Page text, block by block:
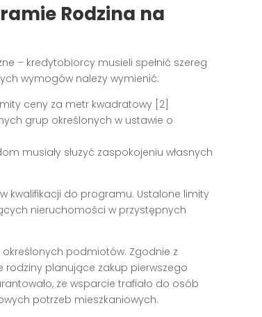
Rodzina na
– kredytobiorcy musieli spełnić szereg
wymogów należy wymienić:
ceny za metr kwadratowy [2]
grup określonych w ustawie o
musiały służyć zaspokojeniu własnych
kwalifikacji do programu. Ustalone limity
nieruchomości w przystępnych
podmiotów. Zgodnie z
rodziny planujące zakup pierwszego
że wsparcie trafiało do osób
potrzeb mieszkaniowych.